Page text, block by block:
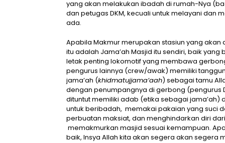
yang akan melakukan ibadah di rumah-Nya
dan petugas DKM, kecuali untuk melayani dan
ada.
Apabila Makmur merupakan stasiun yang akan
itu adalah Jama’ah Masjid itu sendiri, baik yang
letak penting lokomotif yang membawa
pengurus lainnya (crew/awak) memiliki
jama’ah (khidmatujjama’aah) sebagai tamu
dengan penumpangnya di gerbong (pengurus
dituntut memiliki adab (etika sebagai jama’ah)
untuk beribadah, memakai pakaian yang suci
perbuatan maksiat, dan menghindarkan diri
memakmurkan masjid sesuai kemampuan.
baik, Insya Allah kita akan segera akan segera